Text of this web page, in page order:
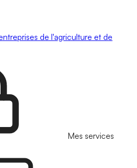
de l'agriculture et de
Mes services